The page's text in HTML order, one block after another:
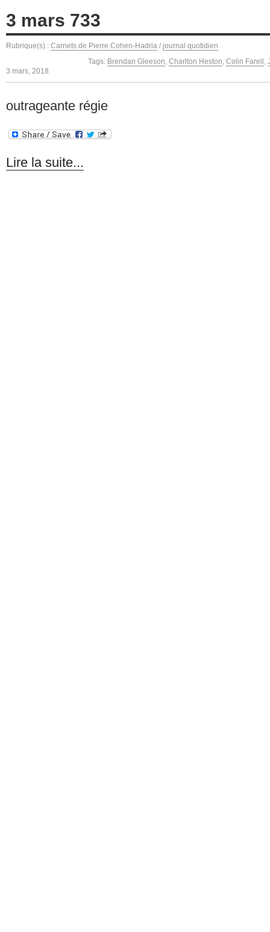
3 mars 733
Rubrique(s) : Carnets de Pierre Cohen-Hadria / journal quotidien
Tags: Brendan Gleeson Charlton Heston Colin Farell
3 mars, 2018
outrageante régie
Lire la suite...